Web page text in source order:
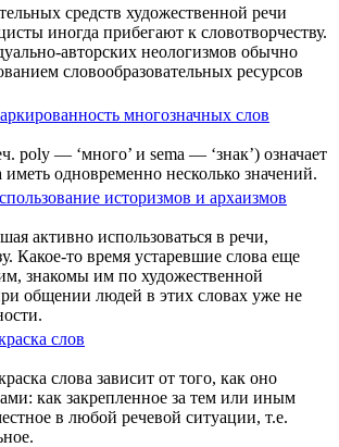
средств художественной речи
иногда прибегают к словотворчеству.
авторских неологизмов обычно
словообразовательных ресурсов
многозначных слов
poly — ‘много’ и sema — ‘знак’) означает
иметь одновременно несколько значений.
историзмов и архаизмов
активно использоваться в речи,
Какое-то время устаревшие слова еще
зна­комы им по художественной
общении людей в этих словах уже не
слов
слова зависит от того, как оно
как закрепленное за тем или иным
в любой речевой ситуации, т.е.